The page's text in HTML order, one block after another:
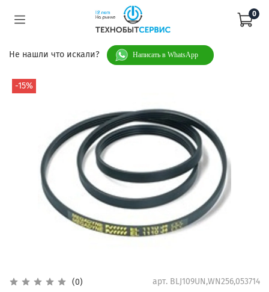
0
Не нашли что искали? Написать в WhatsApp
-15%
(0) арт. BLJ109UN,WN256,053714